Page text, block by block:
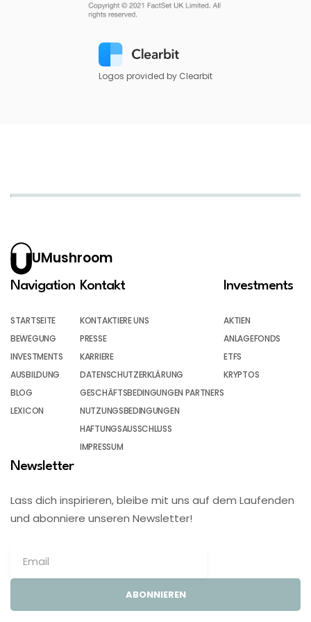
Logos provided by Clearbit
UMushroom
Navigation
STARTSEITE
BEWEGUNG
INVESTMENTS
AUSBILDUNG
BLOG
LEXICON
Kontakt
KONTAKTIERE UNS
PRESSE
KARRIERE
DATENSCHUTZERKLÄRUNG
GESCHÄFTSBEDINGUNGEN PARTNERS
NUTZUNGSBEDINGUNGEN
HAFTUNGSAUSSCHLUSS
IMPRESSUM
Investments
AKTIEN
ANLAGEFONDS
ETFS
KRYPTOS
Newsletter
Lass dich inspirieren, bleibe mit uns auf dem Laufenden
und abonniere unseren Newsletter!
ABONNIEREN